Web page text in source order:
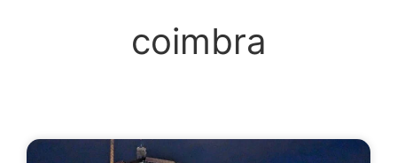
coimbra